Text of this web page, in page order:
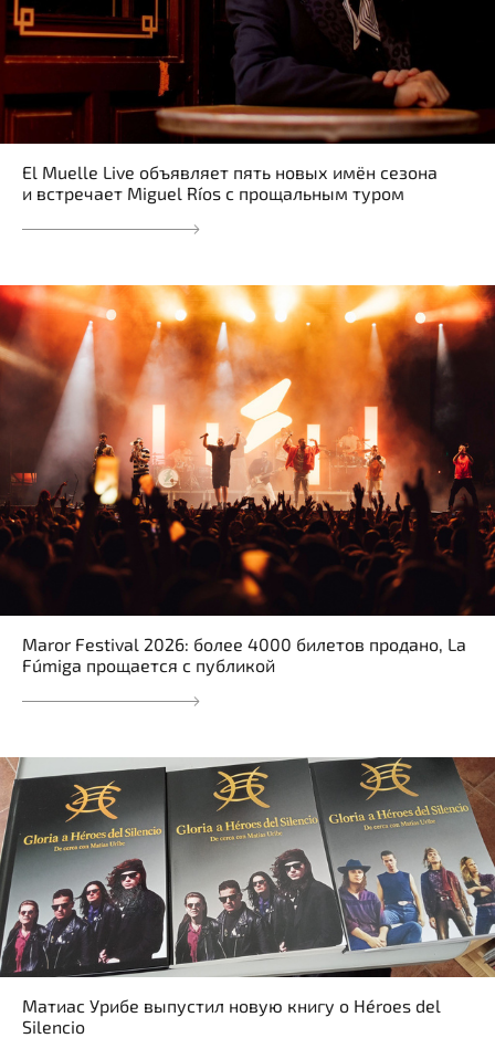
El Muelle Live объявляет пять новых имён сезона
и встречает Miguel Ríos с прощальным туром
Maror Festival 2026: более 4000 билетов продано, La
Fúmiga прощается с публикой
Матиас Урибе выпустил новую книгу о Héroes del
Silencio